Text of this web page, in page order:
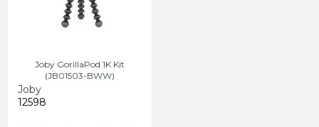
Joby GorillaPod 1K Kit
(JB01503-BWW)
Joby
12598